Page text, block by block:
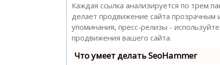
Каждая ссылка анализируется по трем
делает продвижение сайта прозрачным
упоминания, пресс-релизы -
продвижения вашего сайта.
Что умеет делать SeoHammer